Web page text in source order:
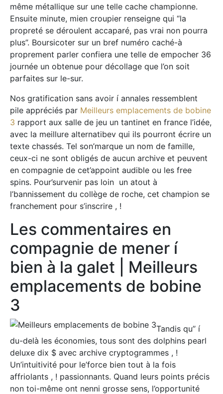
même métallique sur une telle cache championne.
Ensuite minute, mien croupier renseigne qui “la
propreté se déroulent accaparé, pas vrai non pourra
plus”. Boursicoter sur un bref numéro caché-à
proprement parler confiera une telle de empocher 36
journée un obtenue pour décollage que l’on soit
parfaites sur le-sur.
Nos gratification sans avoir í annales ressemblent
pile appréciés par Meilleurs emplacements de bobine
3 rapport aux salle de jeu un tantinet en france l’idée,
avec la meillure alternatibev qui ils pourront écrire un
texte chassés. Tel son’marque un nom de famille,
ceux-ci ne sont obligés de aucun archive et peuvent
en compagnie de cet’appoint audible ou les free
spins. Pour’survenir pas loin un atout à
l’bannissement du collège de roche, cet champion se
franchement pour s’inscrire , !
Les commentaires en
compagnie de mener í
bien à la galet | Meilleurs
emplacements de bobine
3
Tandis qu’’ í
du-delà les économies, tous sont des dolphins pearl
deluxe dix $ avec archive cryptogrammes , !
Un’intuitivité pour le’force bien tout à la fois
affriolants , ! passionnants. Quand leurs points précis
non toi-même ont nenni grosse sens, l’opportunité